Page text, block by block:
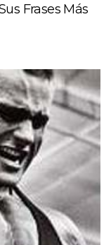
Frases Más